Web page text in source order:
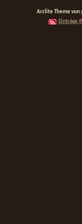
Arclite Theme von
Einträge